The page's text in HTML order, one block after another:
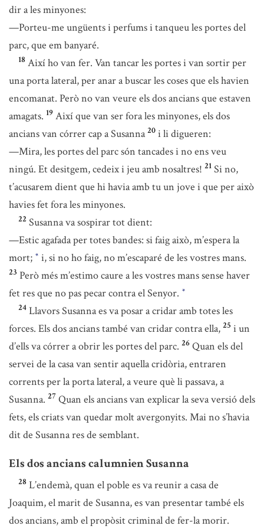
dir a les minyones:
—Porteu-me ungüents i perfums i tanqueu les portes del
parc, que em banyaré.
18 Així ho van fer. Van tancar les portes i van sortir per
una porta lateral, per anar a buscar les coses que els havien
encomanat. Però no van veure els dos ancians que estaven
amagats. 19 Així que van ser fora les minyones, els dos
ancians van córrer cap a Susanna 20 i li digueren:
—Mira, les portes del parc són tancades i no ens veu
ningú. Et desitgem, cedeix i jeu amb nosaltres! 21 Si no,
t’acusarem dient que hi havia amb tu un jove i que per això
havies fet fora les minyones.
22 Susanna va sospirar tot dient:
—Estic agafada per totes bandes: si faig això, m’espera la
mort; * i, si no ho faig, no m’escaparé de les vostres mans.
23 Però més m’estimo caure a les vostres mans sense haver
fet res que no pas pecar contra el Senyor. *
24 Llavors Susanna es va posar a cridar amb totes les
forces. Els dos ancians també van cridar contra ella, 25 i un
d’ells va córrer a obrir les portes del parc. 26 Quan els del
servei de la casa van sentir aquella cridòria, entraren
corrents per la porta lateral, a veure què li passava, a
Susanna. 27 Quan els ancians van explicar la seva versió dels
fets, els criats van quedar molt avergonyits. Mai no s’havia
dit de Susanna res de semblant.
Els dos ancians calumnien Susanna
28 L’endemà, quan el poble es va reunir a casa de
Joaquim, el marit de Susanna, es van presentar també els
dos ancians, amb el propòsit criminal de fer-la morir.